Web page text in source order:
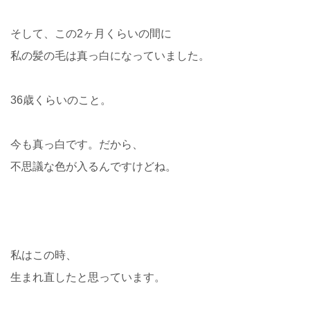
そして、この2ヶ月くらいの間に
私の髪の毛は真っ白になっていました。
36歳くらいのこと。
今も真っ白です。だから、
不思議な色が入るんですけどね。
私はこの時、
生まれ直したと思っています。